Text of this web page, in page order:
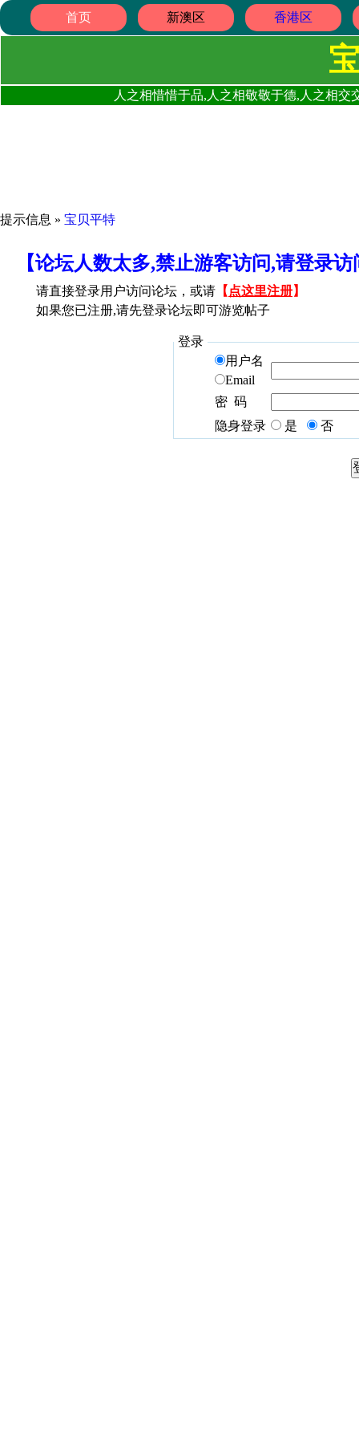
首页 新澳区 香港区
人之相惜惜于品,人之相敬敬于德,人之相
提示信息 » 宝贝平特
【论坛人数太多,禁止游客访问,请登录
请直接登录用户访问论坛，或请 【 点这里注册】
如果您已注册,请先登录论坛即可游览帖子
登录
用户名
Email
密 码
隐身登录
是 否